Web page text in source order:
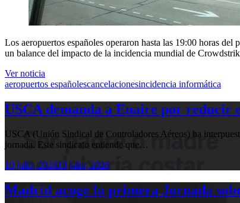
Los aeropuertos españoles operaron hasta las 19:00 horas
un balance del impacto de la incidencia mundial de
Ver noticia
aeropuertos españolescancelacionesincidencia informática
USCA demanda a Enaire por reducir
USCA (Unión Sindical de Controladores Aéreos) ha
jornada. Este sindicato entiende que…
10 julio, 202610 julio, 2026
Madrid acoge la primera Jornada